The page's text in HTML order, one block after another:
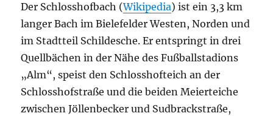
Der Schlosshofbach (Wikipedia) ist ein 3,3 km
langer Bach im Bielefelder Westen, Norden und
im Stadtteil Schildesche. Er entspringt in drei
Quellbächen in der Nähe des Fußballstadions
„Alm“, speist den Schlosshofteich an der
Schlosshofstraße und die beiden Meierteiche
zwischen Jöllenbecker und Sudbrackstraße,